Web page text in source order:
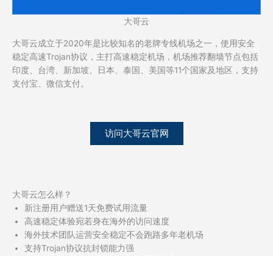
大哥云
大哥云成立于2020年是比较知名的老牌专线机场之一，使用安全
稳定高速Trojan协议，主打高速稳定机场，机场推荐翻墙节点包括
印度、台湾、新加坡、日本、泰国、美国等11个国家及地区，支持
支付宝、微信支付。
访问大哥云官网
大哥云怎么样？
新注册用户赠送1天免费试用流量
高速稳定体验宛若身在海外的访问速度
海外技术团队运营安全稳定不会跑路多年老机场
支持Trojan协议抗封锁能力强